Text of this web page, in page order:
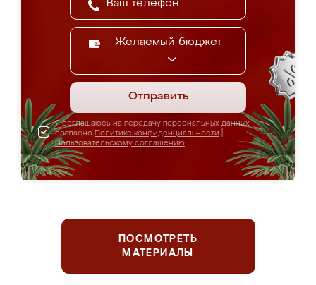
Желаемый бюджет
Отправить
Я соглашаюсь на передачу персональных данных
согласно Политике конфиденциальности
Пользовательскому соглашению
ПОСМОТРЕТЬ
МАТЕРИАЛЫ